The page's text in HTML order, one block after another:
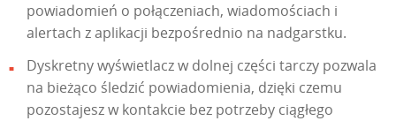
powiadomień o połączeniach, wiadomościach i
alertach z aplikacji bezpośrednio na nadgarstku.
Dyskretny wyświetlacz w dolnej części tarczy pozwala
na bieżąco śledzić powiadomienia, dzięki czemu
pozostajesz w kontakcie bez potrzeby ciągłego